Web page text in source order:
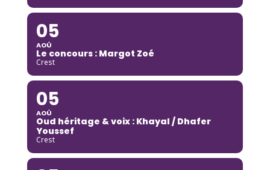
05
AOÛ
Le concours : Margot Zoé
Crest
05
AOÛ
Oud héritage & voix : Khayal / Dhafer
Youssef
Crest